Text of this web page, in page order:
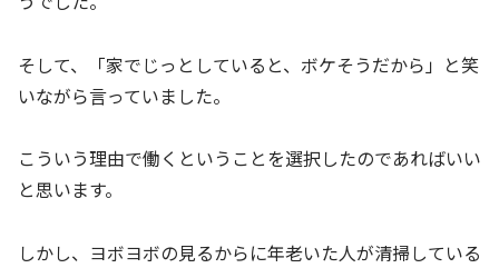
そして、「家でじっとしていると、ボケそうだから」と笑
いながら言っていました。
こういう理由で働くということを選択したのであればいい
と思います。
しかし、ヨボヨボの見るからに年老いた人が清掃している